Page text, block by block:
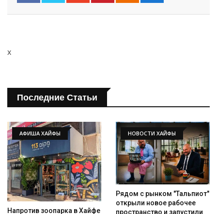
x
Последние Статьи
АФИША ХАЙФЫ
Напротив зоопарка в Хайфе
НОВОСТИ ХАЙФЫ
Рядом с рынком "Тальпиот"
открыли новое рабочее
пространство и запустили